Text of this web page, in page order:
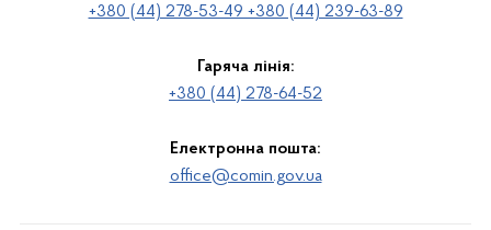
+380 (44) 278-53-49 +380 (44) 239-63-89
Гаряча лінія:
+380 (44) 278-64-52
Електронна пошта:
office@comin.gov.ua